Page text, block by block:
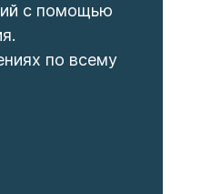
с помощью
по всему